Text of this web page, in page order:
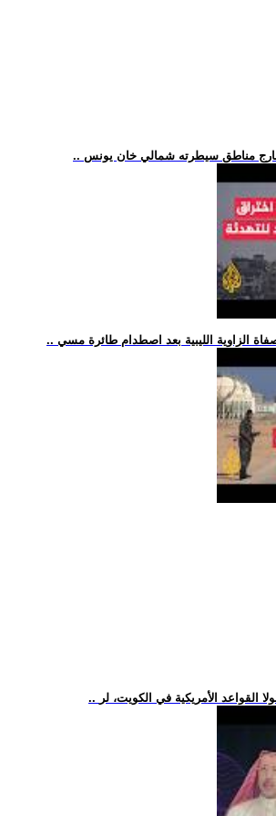
خارج مناطق سيطرته شمالي خان يونس
الزاوية الليبية بعد اصطدام طائرة مسي
القواعد الأمريكية في الكويت، لر